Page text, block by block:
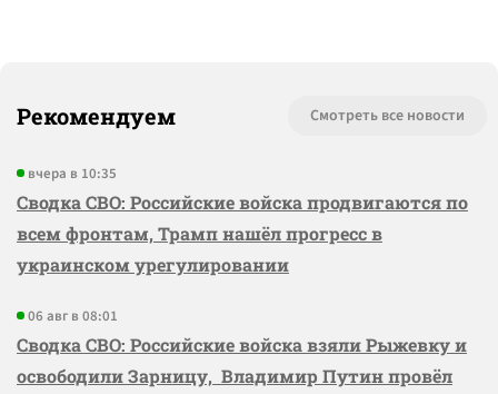
Рекомендуем Смотреть все новости
вчера в 10:35
Сводка СВО: Российские войска продвигаются по
всем фронтам, Трамп нашёл прогресс в
украинском урегулировании
06 авг в 08:01
Сводка СВО: Российские войска взяли Рыжевку и
освободили Зарницу, Владимир Путин провёл